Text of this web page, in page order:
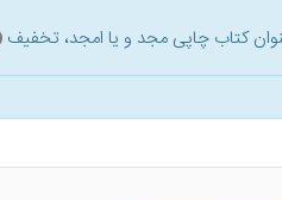
کتاب‌ چاپی مجد و یا امجد، تخفیف